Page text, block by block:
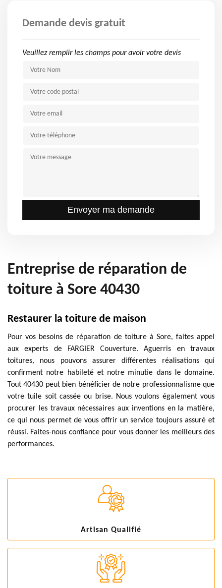
Demande devis gratuit
Veuillez remplir les champs pour avoir votre devis
Entreprise de réparation de
toiture à Sore 40430
Restaurer la toiture de maison
Pour vos besoins de réparation de toiture à Sore, faites appel
aux experts de FARGIER Couverture. Aguerris en travaux
toitures, nous pouvons assurer différentes réalisations qui
confirment notre habileté et notre minutie dans le domaine.
Tout 40430 peut bien bénéficier de notre professionnalisme que
votre tuile soit cassée ou brise. Nous voulons également vous
procurer les travaux nécessaires aux inventions en la matière,
ce qui nous permet de vous offrir un service toujours assuré et
réussi. Faites-nous confiance pour vous donner les meilleurs des
performances.
Artisan Qualifié